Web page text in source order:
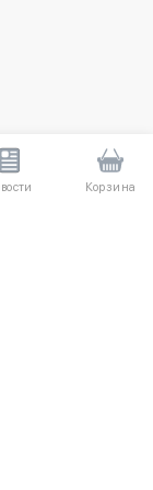
Корзина